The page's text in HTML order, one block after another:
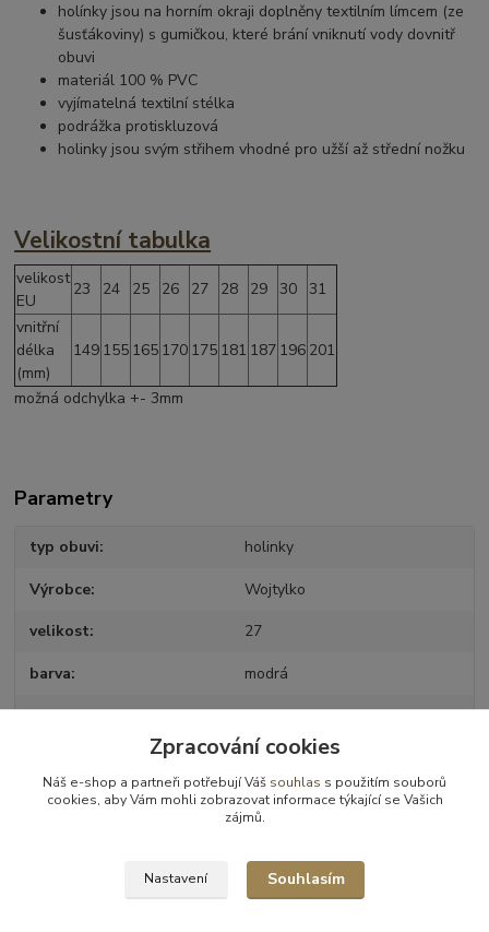
holínky jsou na horním okraji doplněny textilním límcem (ze
šusťákoviny) s gumičkou, které brání vniknutí vody dovnitř
obuvi
materiál 100 % PVC
vyjímatelná textilní stélka
podrážka protiskluzová
holinky jsou svým střihem vhodné pro užší až střední nožku
Velikostní tabulka
velikost
EU
23 24 25 26 27 28 29 30 31
vnitřní
délka
(mm)
149 155 165 170 175 181 187 196 201
možná odchylka +- 3mm
Parametry
typ obuvi holinky
Výrobce Wojtylko
velikost 27
barva modrá
pro koho Pro kluky
Zboží zařazeno v kategoriích
Zpracování cookies
Náš e-shop a partneři potřebují Váš souhlas s použitím souborů
cookies, aby Vám mohli zobrazovat informace týkající se Vašich
zájmů.
Nastavení Souhlasím